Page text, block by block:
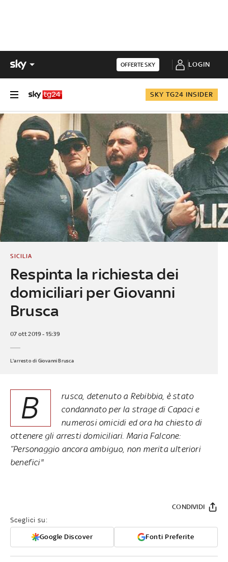
OFFERTE SKY LOGIN
SKY TG24 INSIDER
Respinta la richiesta dei
domiciliari per Giovanni
Brusca
SICILIA
07 ott 2019 - 15:39
L'arresto di Giovanni Brusca
B
rusca, detenuto a Rebibbia, è stato
condannato per la strage di Capaci e
numerosi omicidi ed ora ha chiesto di
ottenere gli arresti domiciliari. Maria Falcone:
“Personaggio ancora ambiguo, non merita ulteriori
benefici"
Sceglici su:
Google Discover Fonti Preferite
CONDIVIDI